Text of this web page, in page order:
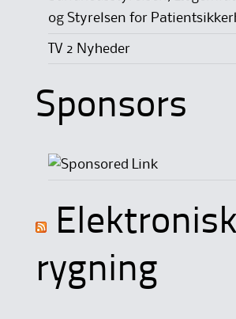
og Styrelsen for
TV 2 Nyheder
Sponsors
Elektronisk
rygning